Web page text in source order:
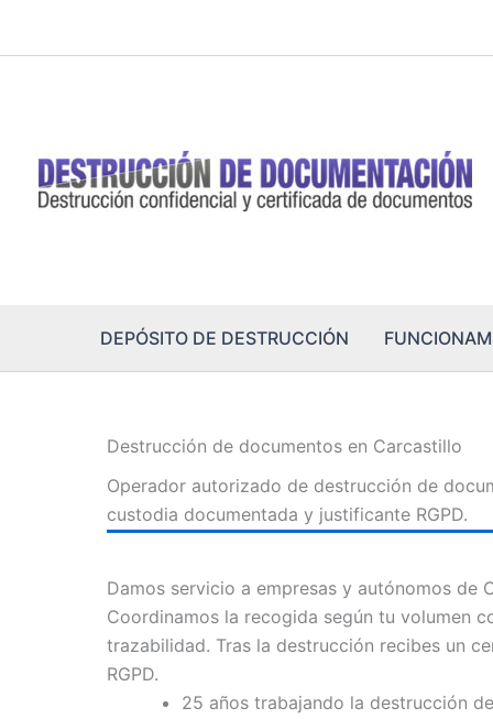
DEPÓSITO DE DESTRUCCIÓN
Destrucción de documentos en Carcastillo
Operador autorizado de destrucción de
custodia documentada y justificante RGPD.
Damos servicio a empresas y autónomos de
Coordinamos la recogida según tu volumen
trazabilidad. Tras la destrucción recibes un
RGPD.
25 años trabajando la destrucción